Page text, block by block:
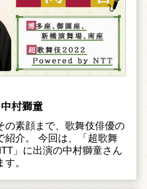
村獅童
の素顔まで、歌舞伎俳優の
紹介。 今回は、「超歌舞
」に出演の中村獅童さん
。